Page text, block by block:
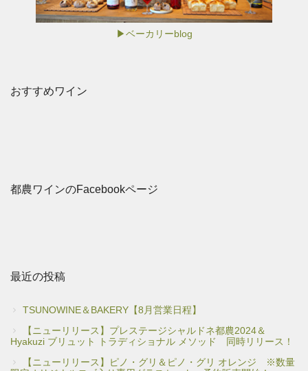
▶ベーカリーblog
おすすめワイン
都農ワインのFacebookページ
最近の投稿
TSUNOWINE＆BAKERY【8月営業日程】
【ニューリリース】プレステージシャルドネ都農2024＆
Hyakuzi ブリュット トラディショナル メソッド 同時リリース！
【ニューリリース】ピノ・グリ＆ピノ・グリ オレンジ ※数量